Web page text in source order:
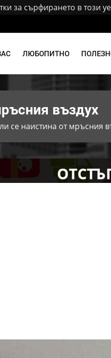
за сърфирането в този
ЛЮБОПИТНО
въздух
се наистина от мръсния